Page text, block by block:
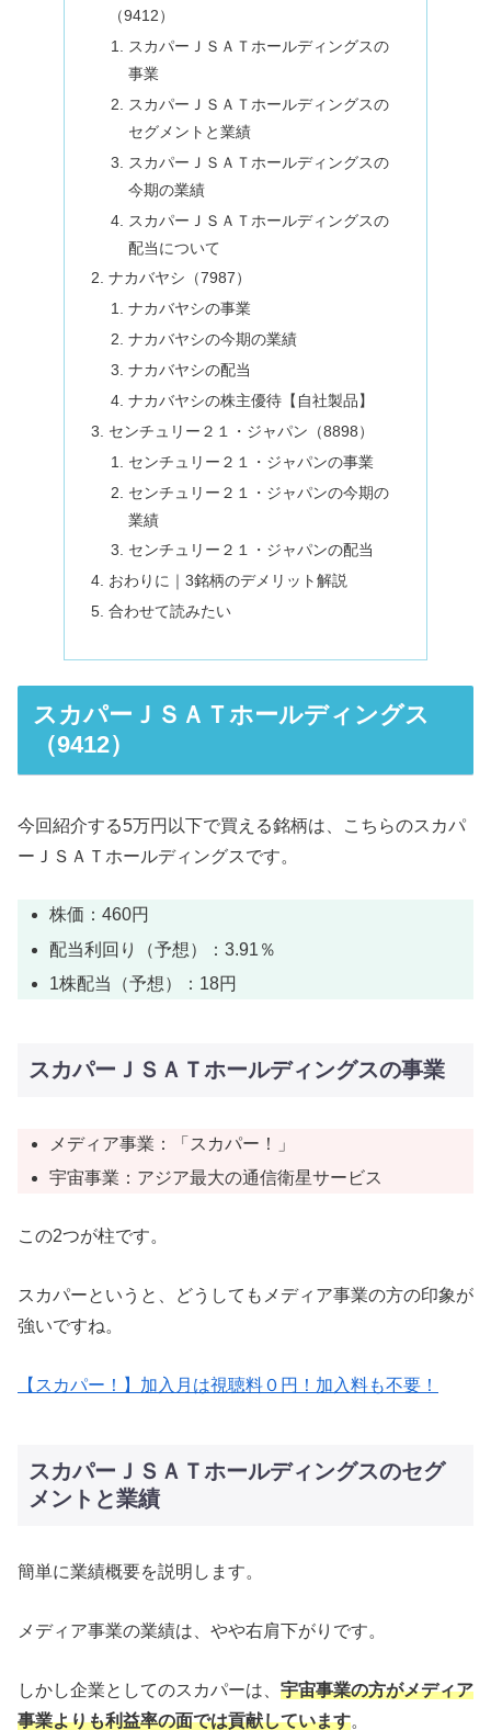
（9412）
スカパーＪＳＡＴホールディングスの
事業
スカパーＪＳＡＴホールディングスの
セグメントと業績
スカパーＪＳＡＴホールディングスの
今期の業績
スカパーＪＳＡＴホールディングスの
配当について
ナカバヤシ（7987）
ナカバヤシの事業
ナカバヤシの今期の業績
ナカバヤシの配当
ナカバヤシの株主優待【自社製品】
センチュリー２１・ジャパン（8898）
センチュリー２１・ジャパンの事業
センチュリー２１・ジャパンの今期の
業績
センチュリー２１・ジャパンの配当
おわりに｜3銘柄のデメリット解説
合わせて読みたい
スカパーＪＳＡＴホールディングス
（9412）
今回紹介する5万円以下で買える銘柄は、こちらのスカパ
ーＪＳＡＴホールディングスです。
株価：460円
配当利回り（予想）：3.91％
1株配当（予想）：18円
スカパーＪＳＡＴホールディングスの事業
メディア事業：「スカパー！」
宇宙事業：アジア最大の通信衛星サービス
この2つが柱です。
スカパーというと、どうしてもメディア事業の方の印象が
強いですね。
【スカパー！】加入月は視聴料０円！加入料も不要！
スカパーＪＳＡＴホールディングスのセグ
メントと業績
簡単に業績概要を説明します。
メディア事業の業績は、やや右肩下がりです。
しかし企業としてのスカパーは、 宇宙事業の方がメディア
事業よりも利益率の面では貢献しています。